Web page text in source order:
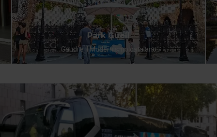
Park Güell
Gaudí e il Modernismo catalano